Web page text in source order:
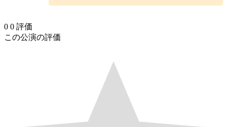
0 0 評価
この公演の評価